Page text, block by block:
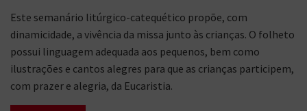
Este semanário litúrgico-catequético propõe, com
dinamicidade, a vivência da missa junto às crianças. O folheto
possui linguagem adequada aos pequenos, bem como
ilustrações e cantos alegres para que as crianças participem,
com prazer e alegria, da Eucaristia.